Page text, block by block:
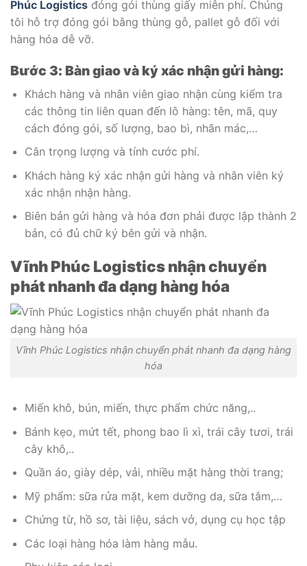
Phúc Logistics đóng gói thùng giấy miễn phí. Chúng
tôi hỗ trợ đóng gói bằng thùng gỗ, pallet gỗ đối với
hàng hóa dễ vỡ.
Bước 3: Bàn giao và ký xác nhận gửi hàng:
Khách hàng và nhân viên giao nhận cùng kiểm tra
các thông tin liên quan đến lô hàng: tên, mã, quy
cách đóng gói, số lượng, bao bì, nhãn mác,…
Cân trọng lượng và tính cước phí.
Khách hàng ký xác nhận gửi hàng và nhân viên ký
xác nhận nhận hàng.
Biên bản gửi hàng và hóa đơn phải được lập thành 2
bản, có đủ chữ ký bên gửi và nhận.
Vĩnh Phúc Logistics nhận chuyển
phát nhanh đa dạng hàng hóa
Vĩnh Phúc Logistics nhận chuyển phát nhanh đa dạng hàng
hóa
Miến khô, bún, miến, thực phẩm chức năng,..
Bánh kẹo, mứt tết, phong bao lì xì, trái cây tươi, trái
cây khô,..
Quần áo, giày dép, vải, nhiều mặt hàng thời trang;
Mỹ phẩm: sữa rửa mặt, kem dưỡng da, sữa tắm,…
Chứng từ, hồ sơ, tài liệu, sách vở, dụng cụ học tập
Các loại hàng hóa làm hàng mẫu.